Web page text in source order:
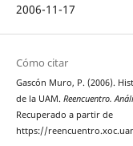
2006-11-17
Cómo citar
Gascón Muro, P. (2006).
de la UAM. Reencuentro.
Recuperado a partir de
https://